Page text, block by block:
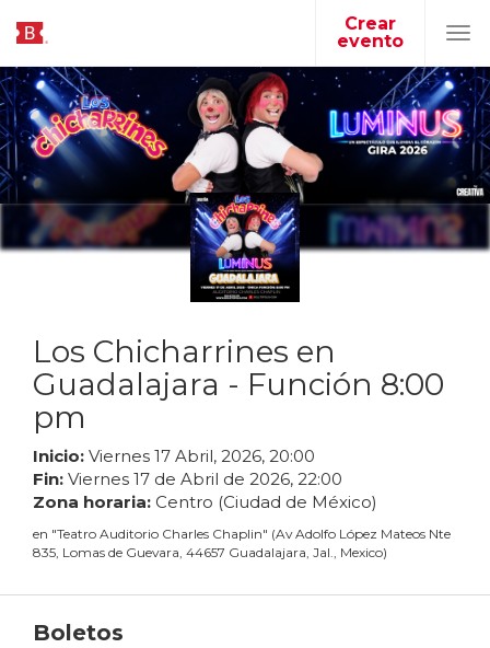
Crear
evento
Los Chicharrines en
Guadalajara - Función 8:00
pm
Inicio: Viernes 17 Abril, 2026, 20:00
Fin: Viernes 17 de Abril de 2026, 22:00
Zona horaria: Centro (Ciudad de México)
en "Teatro Auditorio Charles Chaplin" (Av Adolfo López Mateos Nte
835, Lomas de Guevara, 44657 Guadalajara, Jal., Mexico)
Boletos